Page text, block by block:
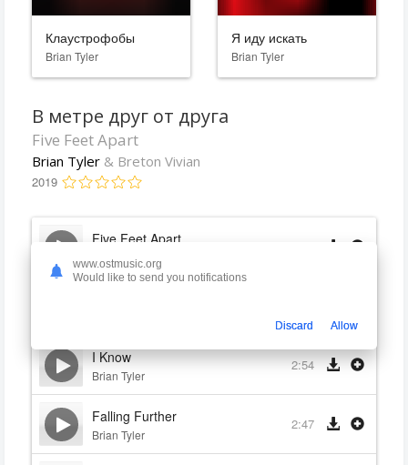
Клаустрофобы
Brian Tyler
Я иду искать
Brian Tyler
В метре друг от друга
Five Feet Apart
Brian Tyler & Breton Vivian
2019
Five Feet Apart
Brian Tyler
I Know
Brian Tyler
2:54
Falling Further
Brian Tyler
2:47
www.ostmusic.org
Would like to send you notifications
Discard Allow